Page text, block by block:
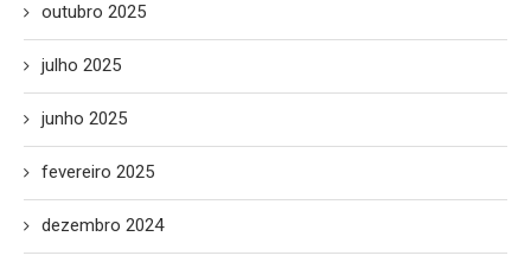
outubro 2025
julho 2025
junho 2025
fevereiro 2025
dezembro 2024